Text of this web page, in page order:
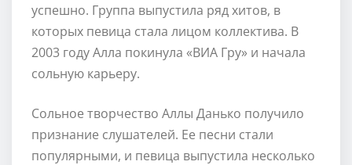
успешно. Группа выпустила ряд хитов, в
которых певица стала лицом коллектива. В
2003 году Алла покинула «ВИА Гру» и начала
сольную карьеру.
Сольное творчество Аллы Данько получило
признание слушателей. Ее песни стали
популярными, и певица выпустила несколько